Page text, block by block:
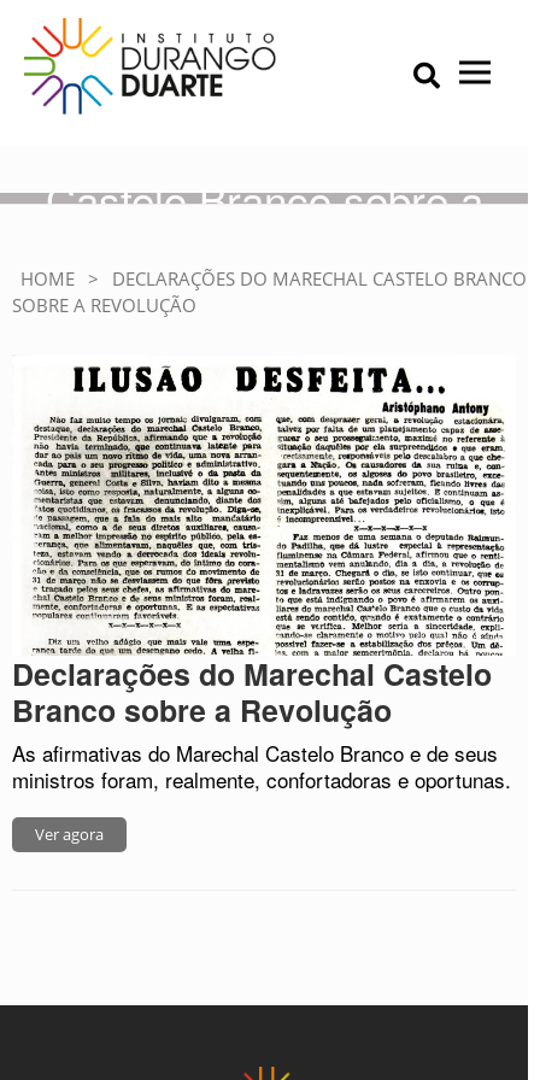
content
IDD – Instituto Durango Duarte
Instituto Durango Duarte
Primary Menu
Castelo Branco sobre a
Revolução
HOME >
DECLARAÇÕES DO MARECHAL CASTELO BRANCO
SOBRE A REVOLUÇÃO
Declarações do Marechal Castelo
Branco sobre a Revolução
As afirmativas do Marechal Castelo Branco e de seus
ministros foram, realmente, confortadoras e oportunas.
Ver agora